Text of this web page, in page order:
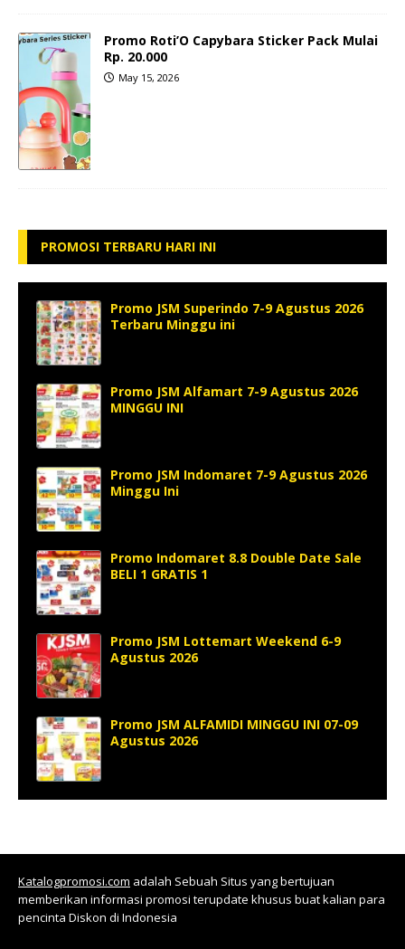
Promo Roti’O Capybara Sticker Pack Mulai
Rp. 20.000
May 15, 2026
PROMOSI TERBARU HARI INI
Promo JSM Superindo 7-9 Agustus 2026
Terbaru Minggu ini
Promo JSM Alfamart 7-9 Agustus 2026
MINGGU INI
Promo JSM Indomaret 7-9 Agustus 2026
Minggu Ini
Promo Indomaret 8.8 Double Date Sale
BELI 1 GRATIS 1
Promo JSM Lottemart Weekend 6-9
Agustus 2026
Promo JSM ALFAMIDI MINGGU INI 07-09
Agustus 2026
Katalogpromosi.com adalah Sebuah Situs yang bertujuan
memberikan informasi promosi terupdate khusus buat kalian para
pencinta Diskon di Indonesia